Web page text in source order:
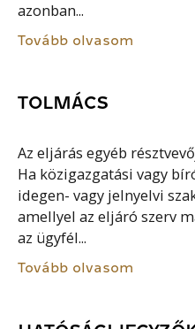
azonban...
Tovább olvasom
TOLMÁCS
Az eljárás egyéb
Ha közigazgatási vagy
idegen- vagy jelnyelvi
amellyel az eljáró szerv
az ügyfél...
Tovább olvasom